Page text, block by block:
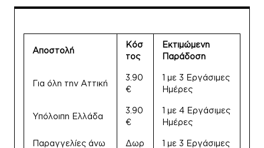
Αποστολή
Κόσ
τος
Εκτιμώμενη
Παράδοση
Για όλη την Αττική
3.90
€
1 με 3 Εργάσιμες
Ημέρες
Υπόλοιπη Ελλάδα
3.90
€
1 με 4 Εργάσιμες
Ημέρες
Παραγγελίες άνω
Δωρ
1 με 3 Εργάσιμες